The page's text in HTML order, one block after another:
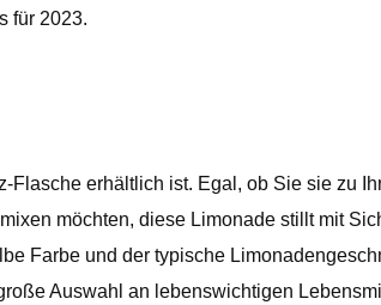
für 2023.
erhältlich ist. Egal, ob Sie sie zu
möchten, diese Limonade stillt mit
Farbe und der typische
Auswahl an lebenswichtigen